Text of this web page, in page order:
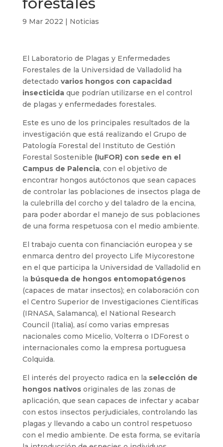
9 Mar 2022 | Noticias
El Laboratorio de Plagas y Enfermedades
Forestales de la Universidad de Valladolid ha
detectado varios hongos con capacidad
insecticidaque podrían utilizarse en el control
de plagas y enfermedades forestales.
Este es uno de los principales resultados de la
investigación que está realizando el Grupo de
Patología Forestal del Instituto de Gestión
Forestal Sostenible (IuFOR) con sede en el
Campus de Palencia, con el objetivo de
encontrar hongos autóctonos que sean capaces
de controlar las poblaciones de insectos plaga de
la culebrilla del corcho y del taladro de la encina,
para poder abordar el manejo de sus poblaciones
de una forma respetuosa con el medio ambiente.
El trabajo cuenta con financiación europea y se
enmarca dentro del proyecto Life Miycorestone
en el que participa la Universidad de Valladolid en
la búsqueda de hongos entomopatógenos
(capaces de matar insectos); en colaboración con
el Centro Superior de Investigaciones Científicas
(IRNASA, Salamanca), el National Research
Council (Italia), así como varias empresas
nacionales como Micelio, Volterra o IDForest o
internacionales como la empresa portuguesa
Colquida.
El interés del proyecto radica en la selección de
hongos nativosoriginales de las zonas de
aplicación, que sean capaces de infectar y acabar
con estos insectos perjudiciales, controlando las
plagas y llevando a cabo un control respetuoso
con el medio ambiente. De esta forma, se evitaría